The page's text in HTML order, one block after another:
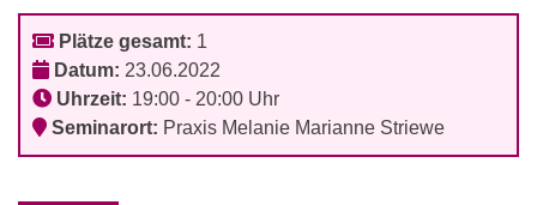
Plätze gesamt: 1
Datum: 23.06.2022
Uhrzeit: 19:00 - 20:00 Uhr
Seminarort: Praxis Melanie Marianne Striewe